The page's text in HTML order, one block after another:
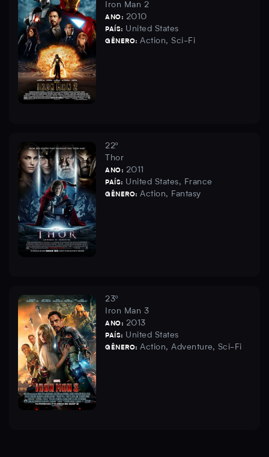
Iron Man 2
ANO: 2010
PAÍS: United States
GÊNERO: Action, Sci-Fi
22º
Thor
ANO: 2011
PAÍS: United States, France
GÊNERO: Action, Fantasy
23º
Iron Man 3
ANO: 2013
PAÍS: United States
GÊNERO: Action, Adventure, Sci-Fi